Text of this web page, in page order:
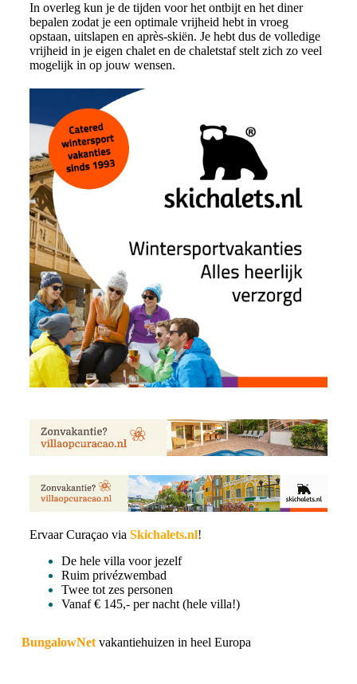
In overleg kun je de tijden voor het ontbijt en het diner
bepalen zodat je een optimale vrijheid hebt in vroeg
opstaan, uitslapen en après-skiën. Je hebt dus de volledige
vrijheid in je eigen chalet en de chaletstaf stelt zich zo veel
mogelijk in op jouw wensen.
Ervaar Curaçao via Skichalets.nl!
De hele villa voor jezelf
Ruim privézwembad
Twee tot zes personen
Vanaf € 145,- per nacht (hele villa!)
BungalowNet vakantiehuizen in heel Europa